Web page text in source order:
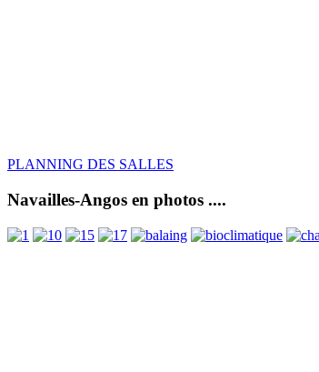
PLANNING DES SALLES
Navailles-Angos en photos ....